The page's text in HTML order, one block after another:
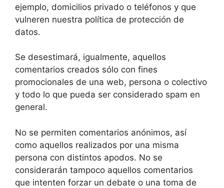
ejemplo, domicilios privado o teléfonos y que
vulneren nuestra política de protección de
datos.
Se desestimará, igualmente, aquellos
comentarios creados sólo con fines
promocionales de una web, persona o colectivo
y todo lo que pueda ser considerado spam en
general.
No se permiten comentarios anónimos, así
como aquellos realizados por una misma
persona con distintos apodos. No se
considerarán tampoco aquellos comentarios
que intenten forzar un debate o una toma de